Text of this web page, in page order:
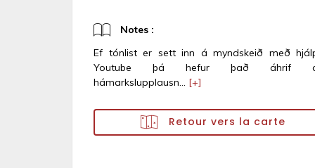
Notes :
Ef tónlist er sett inn á myndskeið með
Youtube þá hefur það áhrif
hámarkslupplausn... [+]
Retour vers la carte